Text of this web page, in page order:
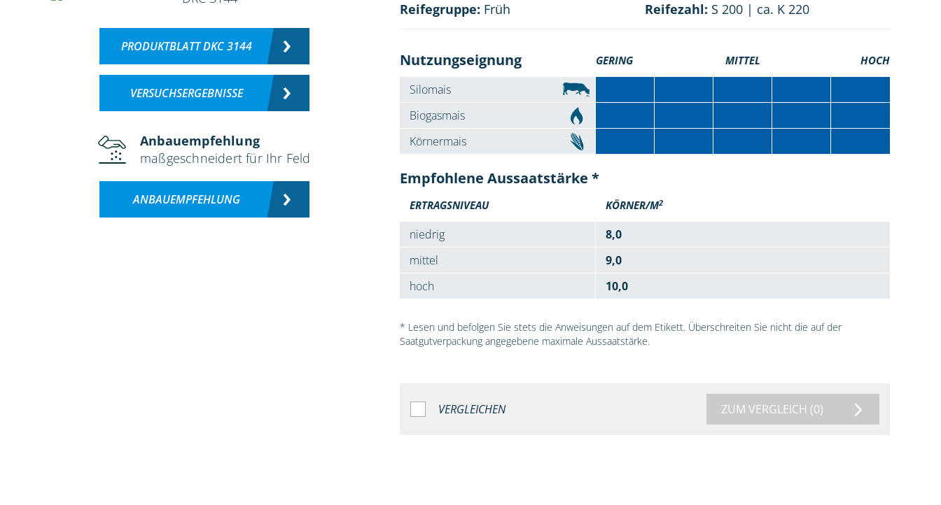
PRODUKTBLATT DKC 3144
VERSUCHSERGEBNISSE
Anbauempfehlung
maßgeschneidert für Ihr Feld
ANBAUEMPFEHLUNG
Reifegruppe: Früh Reifezahl: S 200 | ca. K 220
Nutzungseignung GERING MITTEL HOCH
Silomais
Biogasmais
Körnermais
Empfohlene Aussaatstärke *
ERTRAGSNIVEAU KÖRNER/M2
niedrig
8,0
mittel
9,0
hoch
10,0
* Lesen und befolgen Sie stets die Anweisungen auf dem Etikett. Überschreiten Sie nicht die auf der
Saatgutverpackung angegebene maximale Aussaatstärke.
VERGLEICHEN ZUM VERGLEICH (0)